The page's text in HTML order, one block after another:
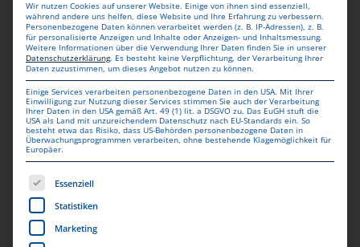
WERBETECHNIK
Wir nutzen Cookies auf unserer Website. Einige von ihnen sind essenziell,
während andere uns helfen, diese Website und Ihre Erfahrung zu verbessern.
Personenbezogene Daten können verarbeitet werden (z. B. IP-Adressen), z. B.
für personalisierte Anzeigen und Inhalte oder Anzeigen- und Inhaltsmessung.
Weitere Informationen über die Verwendung Ihrer Daten finden Sie in unserer
Datenschutzerklärung. Es besteht keine Verpflichtung, der Verarbeitung Ihrer
Daten zuzustimmen, um dieses Angebot nutzen zu können.
Einige Services verarbeiten personenbezogene Daten in den USA. Mit Ihrer
Einwilligung zur Nutzung dieser Services stimmen Sie auch der Verarbeitung
Ihrer Daten in den USA gemäß Art. 49 (1) lit. a DSGVO zu. Das EuGH stuft die
USA als Land mit unzureichendem Datenschutz nach EU-Standards ein. So
besteht etwa das Risiko, dass US-Behörden personenbezogene Daten in
Überwachungsprogrammen verarbeiten, ohne bestehende Klagemöglichkeit für
Europäer.
Es folgt eine Liste der Service-Gruppen, für die eine
Essenziell
Statistiken
Marketing